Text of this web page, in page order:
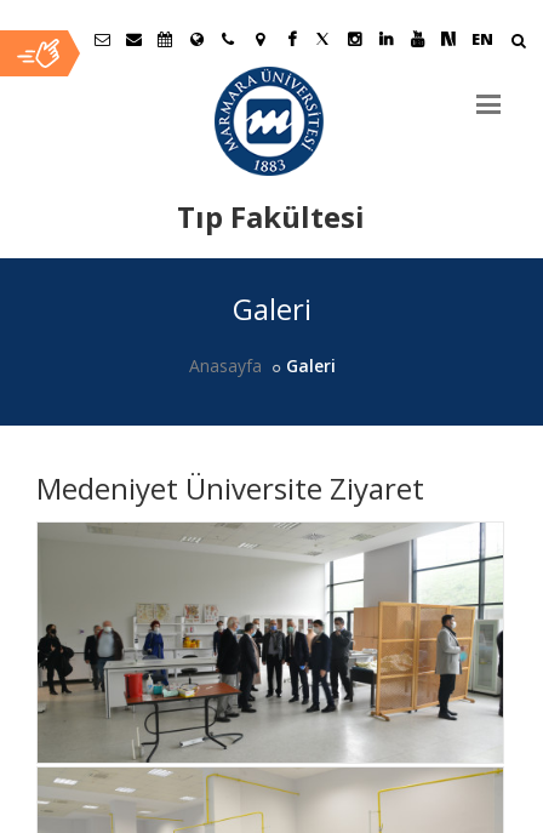
EN
Tıp Fakültesi
Galeri
Anasayfa Galeri
Medeniyet Üniversite Ziyaret